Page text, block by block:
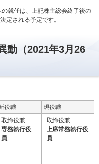
の就任は、上記株主総会終了後の
定される予定です。
動（2021年3月26
役職
現役職
取締役兼
専務執行役
員
取締役兼
上席常務執行役
員